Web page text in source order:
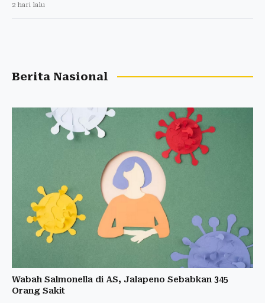
2 hari lalu
Berita Nasional
Wabah Salmonella di AS, Jalapeno Sebabkan 345
Orang Sakit